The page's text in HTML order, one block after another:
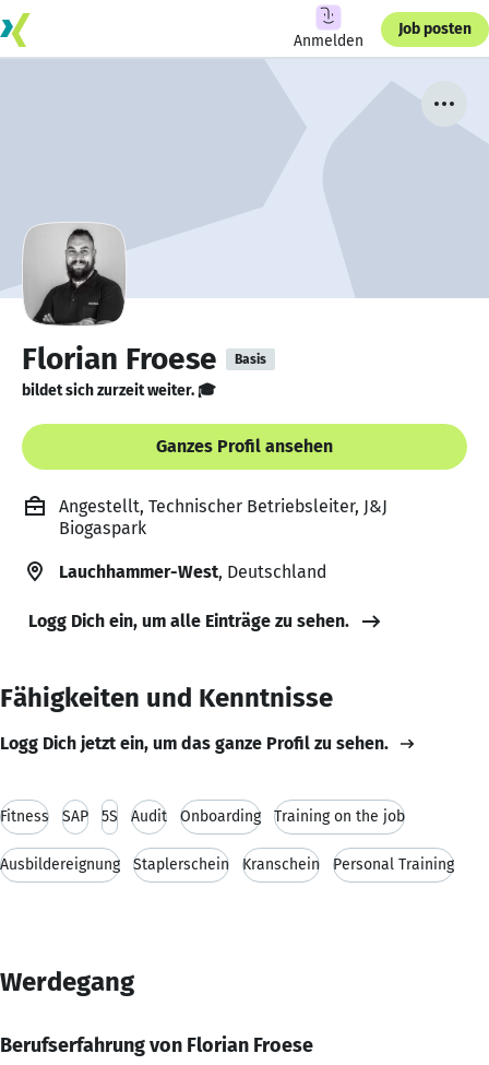
Anmelden
Job posten
Florian Froese Basis
bildet sich zurzeit weiter. 🎓
Ganzes Profil ansehen
Angestellt, Technischer Betriebsleiter, J&J
Biogaspark
Lauchhammer-West, Deutschland
Logg Dich ein, um alle Einträge zu sehen.
Fähigkeiten und Kenntnisse
Logg Dich jetzt ein, um das ganze Profil zu sehen.
Fitness SAP 5S Audit Onboarding Training on the job
Ausbildereignung Staplerschein Kranschein Personal Training
Werdegang
Berufserfahrung von Florian Froese